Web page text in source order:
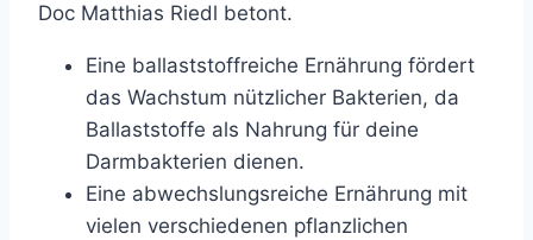
Doc Matthias Riedl betont.
Eine ballaststoffreiche Ernährung fördert
das Wachstum nützlicher Bakterien, da
Ballaststoffe als Nahrung für deine
Darmbakterien dienen.
Eine abwechslungsreiche Ernährung mit
vielen verschiedenen pflanzlichen